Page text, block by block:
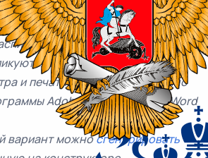
и ответы) публикуются в
работ на сайте
в формате WinZip, PDF и
и печати таких файлов обычно
Adobe AcrobatReader, Word
вариант можносгенирировать